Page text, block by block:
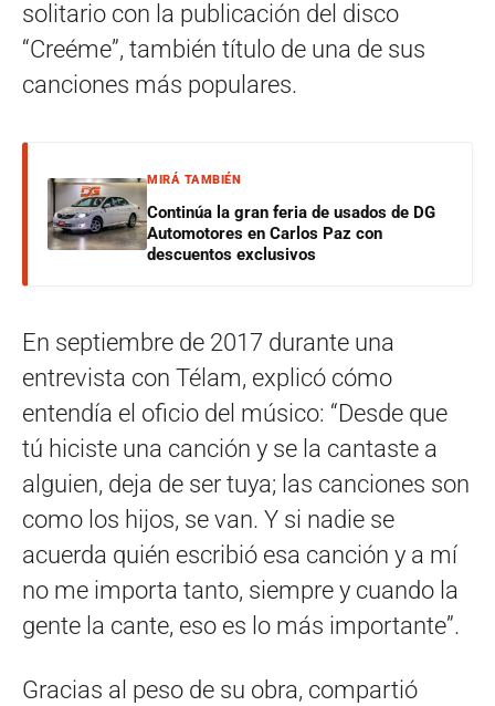
solitario con la publicación del disco
“Creéme”, también título de una de sus
canciones más populares.
MIRÁ TAMBIÉN
Continúa la gran feria de usados de DG
Automotores en Carlos Paz con
descuentos exclusivos
En septiembre de 2017 durante una
entrevista con Télam, explicó cómo
entendía el oficio del músico: “Desde que
tú hiciste una canción y se la cantaste a
alguien, deja de ser tuya; las canciones son
como los hijos, se van. Y si nadie se
acuerda quién escribió esa canción y a mí
no me importa tanto, siempre y cuando la
gente la cante, eso es lo más importante”.
Gracias al peso de su obra, compartió